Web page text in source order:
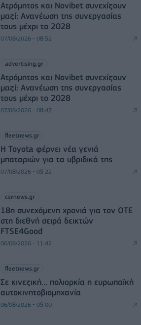
Ατρόμητος και Novibet συνεχίζουν
μαζί: Ανανέωση της συνεργασίας
τους μέχρι το 2028
07/08/2026 - 08:52
advertising.gr
Ατρόμητος και Novibet συνεχίζουν
μαζί: Ανανέωση της συνεργασίας
τους μέχρι το 2028
07/08/2026 - 08:47
fleetnews.gr
Η Toyota φέρνει νέα γενιά
μπαταριών για τα υβριδικά της
07/08/2026 - 05:22
csrnews.gr
18η συνεχόμενη χρονιά για τον ΟΤΕ
στη διεθνή σειρά δεικτών
FTSE4Good
06/08/2026 - 11:42
fleetnews.gr
Σε κινεζική… πολιορκία η ευρωπαϊκή
αυτοκινητοβιομηχανία
06/08/2026 - 05:00